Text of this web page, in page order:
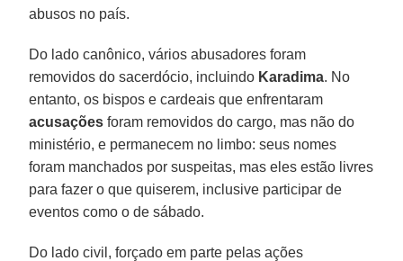
abusos no país.
Do lado canônico, vários abusadores foram
removidos do sacerdócio, incluindo Karadima. No
entanto, os bispos e cardeais que enfrentaram
acusações foram removidos do cargo, mas não do
ministério, e permanecem no limbo: seus nomes
foram manchados por suspeitas, mas eles estão livres
para fazer o que quiserem, inclusive participar de
eventos como o de sábado.
Do lado civil, forçado em parte pelas ações